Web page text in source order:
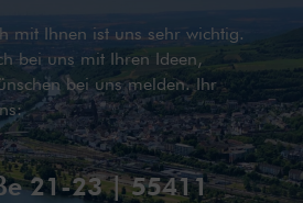
mit Ihnen ist uns sehr wichtig.
bei uns mit Ihren Ideen,
bei uns melden. Ihr
21-23 | 55411